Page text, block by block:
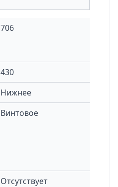
706
430
Нижнее
Винтовое
Отсутствует